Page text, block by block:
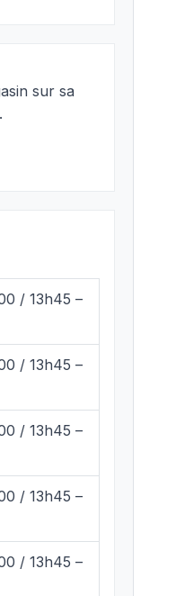
sur sa
/ 13h45 –
/ 13h45 –
/ 13h45 –
/ 13h45 –
/ 13h45 –